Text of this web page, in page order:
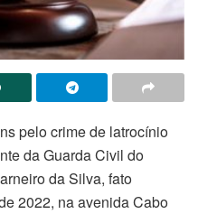
pelo crime de latrocínio
da Guarda Civil do
da Silva, fato
2022, na avenida Cabo